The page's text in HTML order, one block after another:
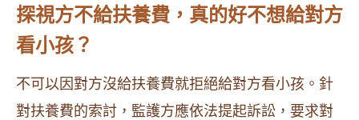
探視方不給扶養費，真的好不想給對方
看小孩？
不可以因對方沒給扶養費就拒絕給對方看小孩。針
對扶養費的索討，監護方應依法提起訴訟，要求對